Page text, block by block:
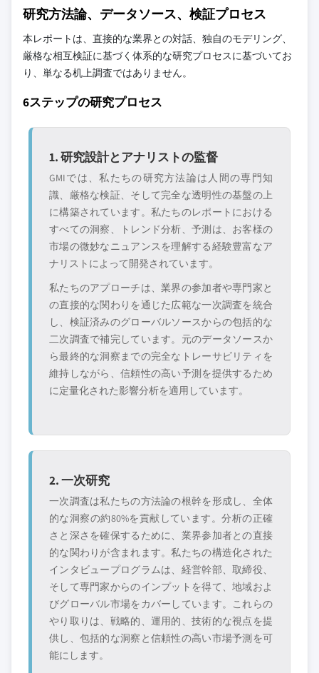
8.6.2 南アフリカ
8.6.3 サウジアラビア
8.6.4 中東・アフリカその他
このレポートに掲載されている企業は厳選さ
はありません。
されていないメーカー、販売業者、専門業者
ルセクションは戦略的に重要なプレイヤーに
焦点を当てており、市場規模の範囲を定義す
るものではありません。
競合環境には以下も含まれる可能性があります
グローバルトップ
層に属さない地
域・国内限定のリ
市場アクセスを支
配する販売代理店
やチャネルパート
新興の破壊的企
業、スタートアッ
プ、または隣接業
界からの参入者
特定の用途やエン
ドユースに特化し
たニッチプレイヤ
ー
無料カスタマイズ - レポート価値の最大
カスタマイズを依頼する →
研究方法論、データソース、検証プロセス
本レポートは、直接的な業界との対話、独自のモデリング、
厳格な相互検証に基づく体系的な研究プロセスに基づいてお
り、単なる机上調査ではありません。
6ステップの研究プロセス
1. 研究設計とアナリストの監督
GMIでは、私たちの研究方法論は人間の専門知
識、厳格な検証、そして完全な透明性の基盤の上
に構築されています。私たちのレポートにおける
すべての洞察、トレンド分析、予測は、お客様の
市場の微妙なニュアンスを理解する経験豊富なア
ナリストによって開発されています。
私たちのアプローチは、業界の参加者や専門家と
の直接的な関わりを通じた広範な一次調査を統合
し、検証済みのグローバルソースからの包括的な
二次調査で補完しています。元のデータソースか
ら最終的な洞察までの完全なトレーサビリティを
維持しながら、信頼性の高い予測を提供するため
に定量化された影響分析を適用しています。
2. 一次研究
一次調査は私たちの方法論の根幹を形成し、全体
的な洞察の約80%を貢献しています。分析の正確
さと深さを確保するために、業界参加者との直接
的な関わりが含まれます。私たちの構造化された
インタビュープログラムは、経営幹部、取締役、
そして専門家からのインプットを得て、地域およ
びグローバル市場をカバーしています。これらの
やり取りは、戦略的、運用的、技術的な視点を提
供し、包括的な洞察と信頼性の高い市場予測を可
能にします。